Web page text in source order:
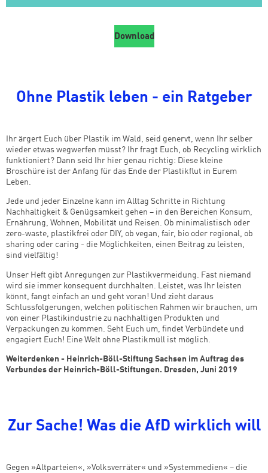
Download
Ohne Plastik leben - ein Ratgeber
Ihr ärgert Euch über Plastik im Wald, seid genervt, wenn Ihr selber
wieder etwas wegwerfen müsst? Ihr fragt Euch, ob Recycling wirklich
funktioniert? Dann seid Ihr hier genau richtig: Diese kleine
Broschüre ist der Anfang für das Ende der Plastikflut in Eurem
Leben.
Jede und jeder Einzelne kann im Alltag Schritte in Richtung
Nachhaltigkeit & Genügsamkeit gehen – in den Bereichen Konsum,
Ernährung, Wohnen, Mobilität und Reisen. Ob minimalistisch oder
zero-waste, plastikfrei oder DIY, ob vegan, fair, bio oder regional, ob
sharing oder caring - die Möglichkeiten, einen Beitrag zu leisten,
sind vielfältig!
Unser Heft gibt Anregungen zur Plastikvermeidung. Fast niemand
wird sie immer konsequent durchhalten. Leistet, was Ihr leisten
könnt, fangt einfach an und geht voran! Und zieht daraus
Schlussfolgerungen, welchen politischen Rahmen wir brauchen, um
von einer Plastikindustrie zu nachhaltigen Produkten und
Verpackungen zu kommen. Seht Euch um, findet Verbündete und
engagiert Euch! Eine Welt ohne Plastikmüll ist möglich.
Weiterdenken - Heinrich-Böll-Stiftung Sachsen im Auftrag des
Verbundes der Heinrich-Böll-Stiftungen. Dresden, Juni 2019
Zur Sache! Was die AfD wirklich will
Gegen »Altparteien«, »Volksverräter« und »Systemmedien« – die